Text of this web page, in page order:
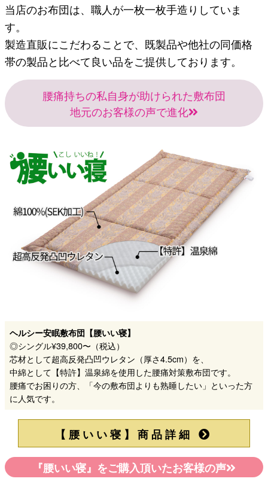
当店のお布団は、職人が一枚一枚手造りしていま
す。
製造直販にこだわることで、既製品や他社の同価格
帯の製品と比べて良い品をご提供しております。
腰痛持ちの私自身が助けられた敷布団
地元のお客様の声で進化
ヘルシー安眠敷布団【腰いい寝】
◎シングル¥39,800〜（税込）
芯材として超高反発凸凹ウレタン（厚さ4.5cm）を、
中綿として【特許】温泉綿を使用した腰痛対策敷布団です。
腰痛でお困りの方、「今の敷布団よりも熟睡したい」といった方
に人気です。
【腰いい寝】商品詳細
『腰いい寝』をご購入頂いたお客様の声